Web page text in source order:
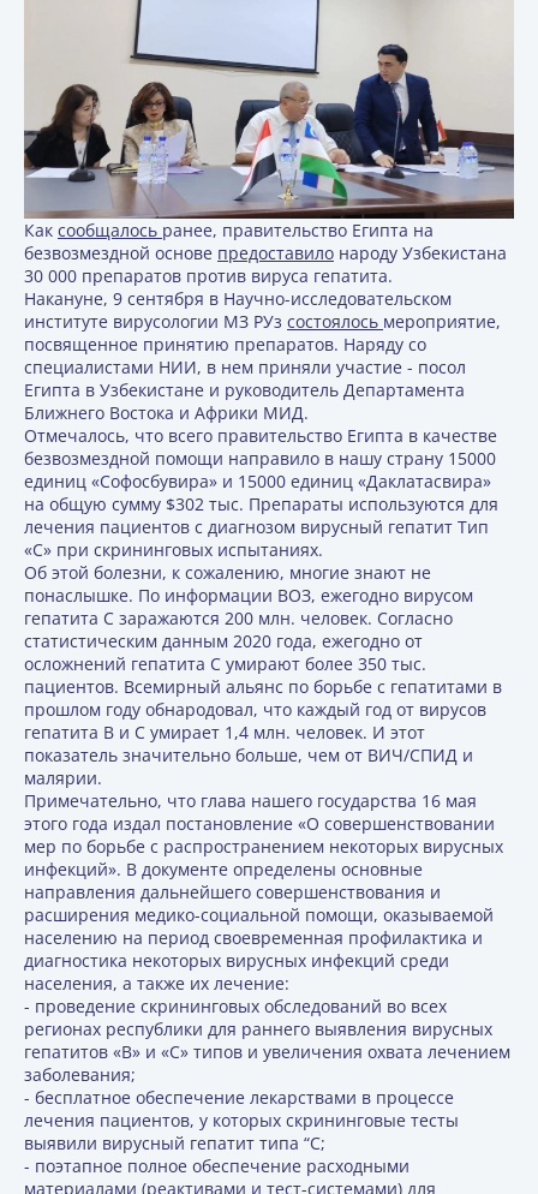
Как сообщалось ранее, правительство Египта на
безвозмездной основе предоставило народу Узбекистана
30 000 препаратов против вируса гепатита.
Накануне, 9 сентября в Научно-исследовательском
институте вирусологии МЗ РУз состоялось мероприятие,
посвященное принятию препаратов. Наряду со
специалистами НИИ, в нем приняли участие - посол
Египта в Узбекистане и руководитель Департамента
Ближнего Востока и Африки МИД.
Отмечалось, что всего правительство Египта в качестве
безвозмездной помощи направило в нашу страну 15000
единиц «Софосбувира» и 15000 единиц «Даклатасвира»
на общую сумму $302 тыс. Препараты используются для
лечения пациентов с диагнозом вирусный гепатит Тип
«С» при скрининговых испытаниях.
Об этой болезни, к сожалению, многие знают не
понаслышке. По информации ВОЗ, ежегодно вирусом
гепатита С заражаются 200 млн. человек. Согласно
статистическим данным 2020 года, ежегодно от
осложнений гепатита С умирают более 350 тыс.
пациентов. Всемирный альянс по борьбе с гепатитами в
прошлом году обнародовал, что каждый год от вирусов
гепатита В и С умирает 1,4 млн. человек. И этот
показатель значительно больше, чем от ВИЧ/СПИД и
малярии.
Примечательно, что глава нашего государства 16 мая
этого года издал постановление «О совершенствовании
мер по борьбе с распространением некоторых вирусных
инфекций». В документе определены основные
направления дальнейшего совершенствования и
расширения медико-социальной помощи, оказываемой
населению на период своевременная профилактика и
диагностика некоторых вирусных инфекций среди
населения, а также их лечение:
- проведение скрининговых обследований во всех
регионах республики для раннего выявления вирусных
гепатитов «В» и «С» типов и увеличения охвата лечением
заболевания;
- бесплатное обеспечение лекарствами в процессе
лечения пациентов, у которых скрининговые тесты
выявили вирусный гепатит типа “С;
- поэтапное полное обеспечение расходными
материалами (реактивами и тест-системами) для